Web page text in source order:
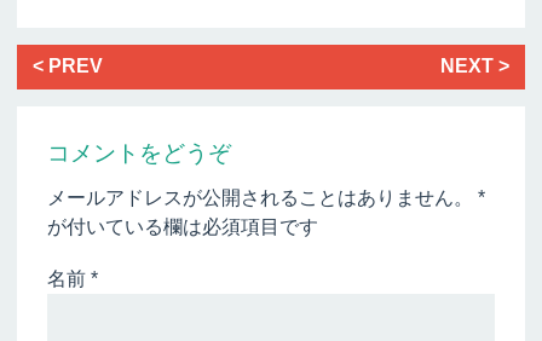
< PREV NEXT >
コメントをどうぞ
メールアドレスが公開されることはありません。*
が付いている欄は必須項目です
名前*